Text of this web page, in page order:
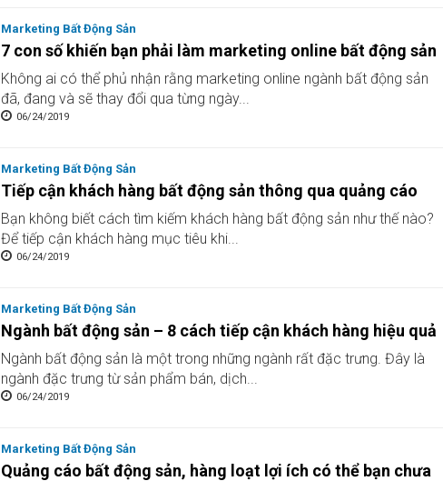
Marketing Bất Động Sản
7 con số khiến bạn phải làm marketing online bất động sản
Không ai có thể phủ nhận rằng marketing online ngành bất động sản
đã, đang và sẽ thay đổi qua từng ngày...
06/24/2019
Marketing Bất Động Sản
Tiếp cận khách hàng bất động sản thông qua quảng cáo
Bạn không biết cách tìm kiếm khách hàng bất động sản như thế nào?
Để tiếp cận khách hàng mục tiêu khi...
06/24/2019
Marketing Bất Động Sản
Ngành bất động sản – 8 cách tiếp cận khách hàng hiệu quả
Ngành bất động sản là một trong những ngành rất đặc trưng. Đây là
ngành đặc trưng từ sản phẩm bán, dịch...
06/24/2019
Marketing Bất Động Sản
Quảng cáo bất động sản, hàng loạt lợi ích có thể bạn chưa